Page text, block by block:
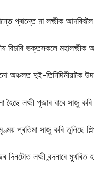
প্ৰান্তে মা লক্ষ্মীক
বিচাৰি ভক্তসকলে মহালক্ষ্মীক
অঞ্চলত দুই-তিনিদিনীয়াকৈ
হৈছে লক্ষ্মী পূজাৰ বাবে সাজু
প্ৰতিমা সাজু কৰি তুলিছে
দিনটোত লক্ষ্মী বন্দনাৰে মুখৰিত